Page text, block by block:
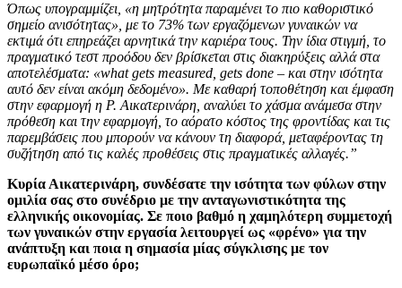
Όπως υπογραμμίζει, «η μητρότητα παραμένει το πιο καθοριστικό
σημείο ανισότητας», με το 73% των εργαζόμενων γυναικών να
εκτιμά ότι επηρεάζει αρνητικά την καριέρα τους. Την ίδια στιγμή, το
πραγματικό τεστ προόδου δεν βρίσκεται στις διακηρύξεις αλλά στα
αποτελέσματα: «what gets measured, gets done – και στην ισότητα
αυτό δεν είναι ακόμη δεδομένο». Με καθαρή τοποθέτηση και έμφαση
στην εφαρμογή η Ρ. Αικατερινάρη, αναλύει το χάσμα ανάμεσα στην
πρόθεση και την εφαρμογή, το αόρατο κόστος της φροντίδας και τις
παρεμβάσεις που μπορούν να κάνουν τη διαφορά, μεταφέροντας τη
συζήτηση από τις καλές προθέσεις στις πραγματικές αλλαγές.”
Κυρία Αικατερινάρη, συνδέσατε την ισότητα των φύλων στην
ομιλία σας στο συνέδριο με την ανταγωνιστικότητα της
ελληνικής οικονομίας. Σε ποιο βαθμό η χαμηλότερη συμμετοχή
των γυναικών στην εργασία λειτουργεί ως «φρένο» για την
ανάπτυξη και ποια η σημασία μίας σύγκλισης με τον
ευρωπαϊκό μέσο όρο;